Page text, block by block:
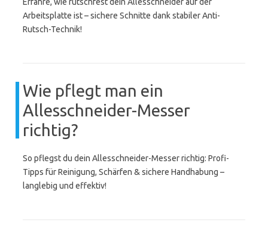
Arbeitsplatte ist – sichere Schnitte dank stabiler Anti-
Rutsch-Technik!
Wie pflegt man ein
Allesschneider-Messer
richtig?
So pflegst du dein Allesschneider-Messer richtig: Profi-
Tipps für Reinigung, Schärfen & sichere Handhabung –
langlebig und effektiv!